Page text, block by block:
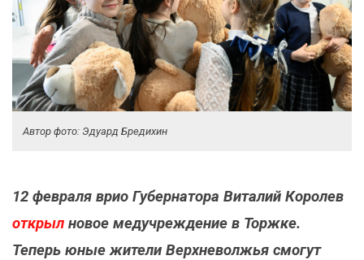
Автор фото: Эдуард Бредихин
​12 февраля врио Губернатора Виталий Королев
открыл новое медучреждение в Торжке.
Теперь юные жители Верхневолжья смогут